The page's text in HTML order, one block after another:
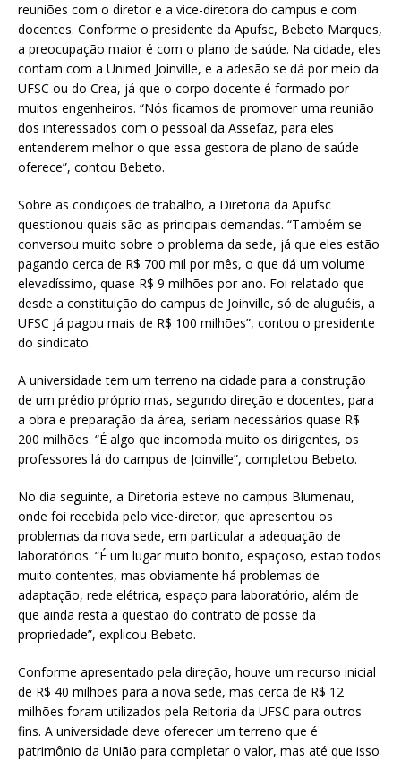
reuniões com o diretor e a vice-diretora do campus e com
docentes. Conforme o presidente da Apufsc, Bebeto Marques,
a preocupação maior é com o plano de saúde. Na cidade, eles
contam com a Unimed Joinville, e a adesão se dá por meio da
UFSC ou do Crea, já que o corpo docente é formado por
muitos engenheiros. “Nós ficamos de promover uma reunião
dos interessados com o pessoal da Assefaz, para eles
entenderem melhor o que essa gestora de plano de saúde
oferece”, contou Bebeto.
Sobre as condições de trabalho, a Diretoria da Apufsc
questionou quais são as principais demandas. “Também se
conversou muito sobre o problema da sede, já que eles estão
pagando cerca de R$ 700 mil por mês, o que dá um volume
elevadíssimo, quase R$ 9 milhões por ano. Foi relatado que
desde a constituição do campus de Joinville, só de aluguéis, a
UFSC já pagou mais de R$ 100 milhões”, contou o presidente
do sindicato.
A universidade tem um terreno na cidade para a construção
de um prédio próprio mas, segundo direção e docentes, para
a obra e preparação da área, seriam necessários quase R$
200 milhões. “É algo que incomoda muito os dirigentes, os
professores lá do campus de Joinville”, completou Bebeto.
No dia seguinte, a Diretoria esteve no campus Blumenau,
onde foi recebida pelo vice-diretor, que apresentou os
problemas da nova sede, em particular a adequação de
laboratórios. “É um lugar muito bonito, espaçoso, estão todos
muito contentes, mas obviamente há problemas de
adaptação, rede elétrica, espaço para laboratório, além de
que ainda resta a questão do contrato de posse da
propriedade”, explicou Bebeto.
Conforme apresentado pela direção, houve um recurso inicial
de R$ 40 milhões para a nova sede, mas cerca de R$ 12
milhões foram utilizados pela Reitoria da UFSC para outros
fins. A universidade deve oferecer um terreno que é
patrimônio da União para completar o valor, mas até que isso